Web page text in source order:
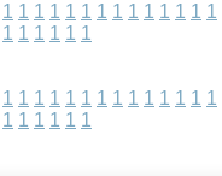
1 1 1 1 1 1 1 1 1 1 1 1 1 1
1 1 1 1 1 1
1 1 1 1 1 1 1 1 1 1 1 1 1 1
1 1 1 1 1 1